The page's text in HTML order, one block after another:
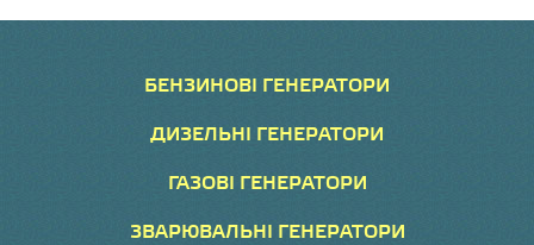
БЕНЗИНОВІ ГЕНЕРАТОРИ
ДИЗЕЛЬНІ ГЕНЕРАТОРИ
ГАЗОВІ ГЕНЕРАТОРИ
ЗВАРЮВАЛЬНІ ГЕНЕРАТОРИ